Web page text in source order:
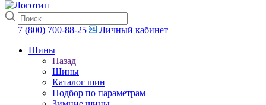
+7 (800) 700-88-25
Личный кабинет
Шины
Назад
Шины
Каталог шин
Подбор по параметрам